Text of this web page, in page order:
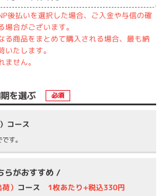
後払いを選択した場合、ご入金や与信の確
合がございます。
商品をまとめて購入される場合、最も納
たします。
せん。
を選ぶ 必須
コース
す。
らがおすすめ /
） コース 1枚あたり+税込330円